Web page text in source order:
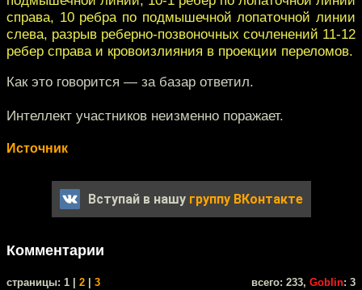
справа, 10 ‎ребра по подмышечной лопаточной линии
слева, разрыв реберно-позвоночных со‎членений 11-12
ребер справа и кровоизлияния в проекции переломов.
Как это говорится — за базар ответил.
Интеллект участников неизменно поражает.
Источник
Вступай в нашу группу ВКонтакте
Комментарии
cтраницы: 1 | 2 3 всего: 233, Goblin: 3